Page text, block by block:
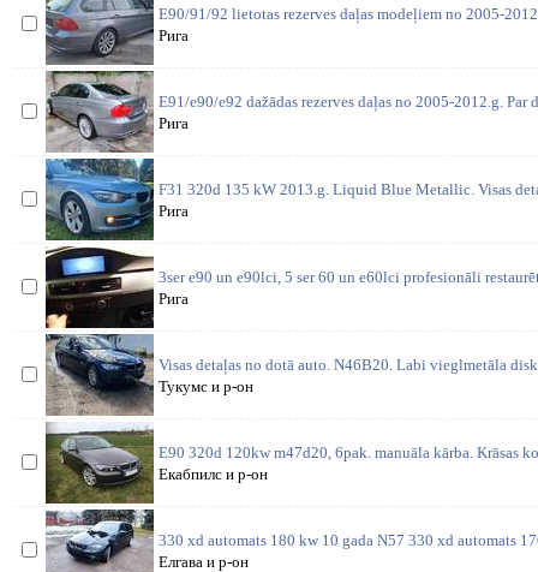
E90/91/92 lietotas rezerves daļas modeļiem no 2005-
Рига
E91/e90/e92 dažādas rezerves daļas no 2005-2012.g. Par
Рига
F31 320d 135 kW 2013.g. Liquid Blue Metallic. Visas
Рига
3ser e90 un e90lci, 5 ser 60 un e60lci profesionāli
Рига
Visas detaļas no dotā auto. N46B20. Labi vieglmetāla
Тукумс и р-он
E90 320d 120kw m47d20, 6pak. manuāla kārba. Krāsas
Екабпилс и р-он
330 xd automats 180 kw 10 gada N57 330 xd automats
Елгава и р-он